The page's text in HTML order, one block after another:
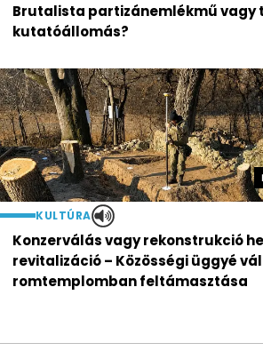
Brutalista partizánemlékmű vagy
kutatóállomás?
KULTÚRA
Konzerválás vagy rekonstrukció
revitalizáció – Közösségi üggyé
romtemplomban feltámasztása